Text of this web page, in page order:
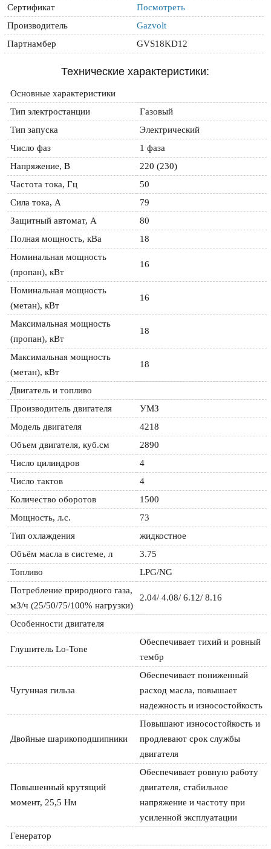
Сертификат
Посмотреть
Производитель
Gazvolt
Партнамбер
GVS18KD12
Технические характеристики:
Основные характеристики
Тип электростанции
Газовый
Тип запуска
Электрический
Число фаз
1 фаза
Напряжение, В
220 (230)
Частота тока, Гц
50
Сила тока, А
79
Защитный автомат, А
80
Полная мощность, кВа
18
Номинальная мощность
(пропан), кВт
16
Номинальная мощность
(метан), кВт
16
Максимальная мощность
(пропан), кВт
18
Максимальная мощность
(метан), кВт
18
Двигатель и топливо
Производитель двигателя
УМЗ
Модель двигателя
4218
Объем двигателя, куб.см
2890
Число цилиндров
4
Число тактов
4
Количество оборотов
1500
Мощность, л.с.
73
Тип охлаждения
жидкостное
Объём масла в системе, л
3.75
Топливо
LPG/NG
Потребление природного газа,
м3/ч (25/50/75/100% нагрузки)
2.04/ 4.08/ 6.12/ 8.16
Особенности двигателя
Глушитель Lo-Tone
Обеспечивает тихий и ровный
тембр
Чугунная гильза
Обеспечивает пониженный
расход масла, повышает
надежность и износостойкость
Двойные шарикоподшипники
Повышают износостойкость и
продлевают срок службы
двигателя
Повышенный крутящий
момент, 25,5 Нм
Обеспечивает ровную работу
двигателя, стабильное
напряжение и частоту при
усиленной эксплуатации
Генератор